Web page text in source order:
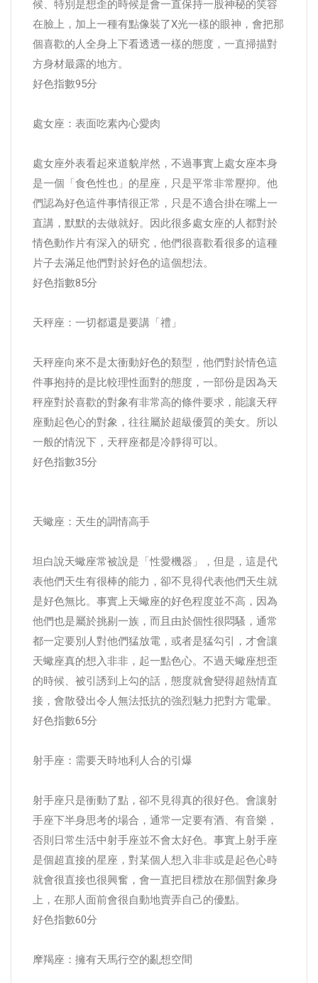
候、特別是想歪的時候是會一直保持一股神秘的笑容
在臉上，加上一種有點像裝了X光一樣的眼神，會把那
個喜歡的人全身上下看透透一樣的態度，一直掃描對
方身材最露的地方。
好色指數95分
處女座：表面吃素內心愛肉
處女座外表看起來道貌岸然，不過事實上處女座本身
是一個「食色性也」的星座，只是平常非常壓抑。他
們認為好色這件事情很正常，只是不適合掛在嘴上一
直講，默默的去做就好。因此很多處女座的人都對於
情色動作片有深入的研究，他們很喜歡看很多的這種
片子去滿足他們對於好色的這個想法。
好色指數85分
天秤座：一切都還是要講「禮」
天秤座向來不是太衝動好色的類型，他們對於情色這
件事抱持的是比較理性面對的態度，一部份是因為天
秤座對於喜歡的對象有非常高的條件要求，能讓天秤
座動起色心的對象，往往屬於超級優質的美女。所以
一般的情況下，天秤座都是冷靜得可以。
好色指數35分
天蠍座：天生的調情高手
坦白說天蠍座常被說是「性愛機器」，但是，這是代
表他們天生有很棒的能力，卻不見得代表他們天生就
是好色無比。事實上天蠍座的好色程度並不高，因為
他們也是屬於挑剔一族，而且由於個性很悶騷，通常
都一定要別人對他們猛放電，或者是猛勾引，才會讓
天蠍座真的想入非非，起一點色心。不過天蠍座想歪
的時候、被引誘到上勾的話，態度就會變得超熱情直
接，會散發出令人無法抵抗的強烈魅力把對方電暈。
好色指數65分
射手座：需要天時地利人合的引爆
射手座只是衝動了點，卻不見得真的很好色。會讓射
手座下半身思考的場合，通常一定要有酒、有音樂，
否則日常生活中射手座並不會太好色。事實上射手座
是個超直接的星座，對某個人想入非非或是起色心時
就會很直接也很興奮，會一直把目標放在那個對象身
上，在那人面前會很自動地賣弄自己的優點。
好色指數60分
摩羯座：擁有天馬行空的亂想空間